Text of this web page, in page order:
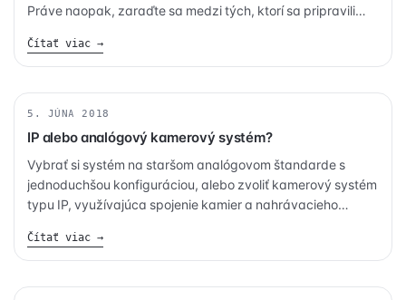
Práve naopak, zaraďte sa medzi tých, ktorí sa pripravili
firma, alebo by ste sa radi cítili v bezpečí vo vlastnej
domácnosti, kamerové systémy sú ,,must-have“ dnešnej
doby. Doby, v ktorej […]
Čítať viac →
KAMERY
5. JÚNA 2018
IP alebo analógový kamerový systém?
Vybrať si systém na staršom analógovom štandarde s
jednoduchšou konfiguráciou, alebo zvoliť kamerový systém
typu IP, využívajúca spojenie kamier a nahrávacieho
Čítať viac →